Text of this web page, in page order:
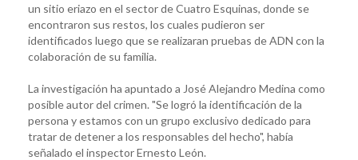
un sitio eriazo en el sector de Cuatro Esquinas, donde se
encontraron sus restos, los cuales pudieron ser
identificados luego que se realizaran pruebas de ADN con la
colaboración de su familia.
La investigación ha apuntado a José Alejandro Medina como
posible autor del crimen. "Se logró la identificación de la
persona y estamos con un grupo exclusivo dedicado para
tratar de detener a los responsables del hecho", había
señalado el inspector Ernesto León.